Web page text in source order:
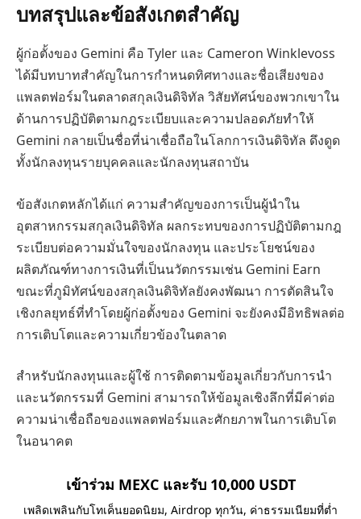
บทสรุปและข้อสังเกตสำคัญ
ผู้ก่อตั้งของ Gemini คือ Tyler และ Cameron Winklevoss
ได้มีบทบาทสำคัญในการกำหนดทิศทางและชื่อเสียงของ
แพลตฟอร์มในตลาดสกุลเงินดิจิทัล วิสัยทัศน์ของพวกเขาใน
ด้านการปฏิบัติตามกฎระเบียบและความปลอดภัยทำให้
Gemini กลายเป็นชื่อที่น่าเชื่อถือในโลกการเงินดิจิทัล ดึงดูด
ทั้งนักลงทุนรายบุคคลและนักลงทุนสถาบัน
ข้อสังเกตหลักได้แก่ ความสำคัญของการเป็นผู้นำใน
อุตสาหกรรมสกุลเงินดิจิทัล ผลกระทบของการปฏิบัติตามกฎ
ระเบียบต่อความมั่นใจของนักลงทุน และประโยชน์ของ
ผลิตภัณฑ์ทางการเงินที่เป็นนวัตกรรมเช่น Gemini Earn
ขณะที่ภูมิทัศน์ของสกุลเงินดิจิทัลยังคงพัฒนา การตัดสินใจ
เชิงกลยุทธ์ที่ทำโดยผู้ก่อตั้งของ Gemini จะยังคงมีอิทธิพลต่อ
การเติบโตและความเกี่ยวข้องในตลาด
สำหรับนักลงทุนและผู้ใช้ การติดตามข้อมูลเกี่ยวกับการนำ
และนวัตกรรมที่ Gemini สามารถให้ข้อมูลเชิงลึกที่มีค่าต่อ
ความน่าเชื่อถือของแพลตฟอร์มและศักยภาพในการเติบโต
ในอนาคต
เข้าร่วม MEXC และรับ 10,000 USDT
เพลิดเพลินกับโทเค็นยอดนิยม, Airdrop ทุกวัน, ค่าธรรมเนียมที่ต่ำ